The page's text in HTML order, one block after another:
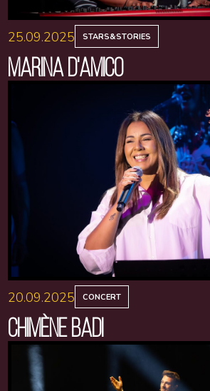
25.09.2025 STARS&STORIES
MARINA D'AMICO
20.09.2025 CONCERT
CHIMÈNE BADI